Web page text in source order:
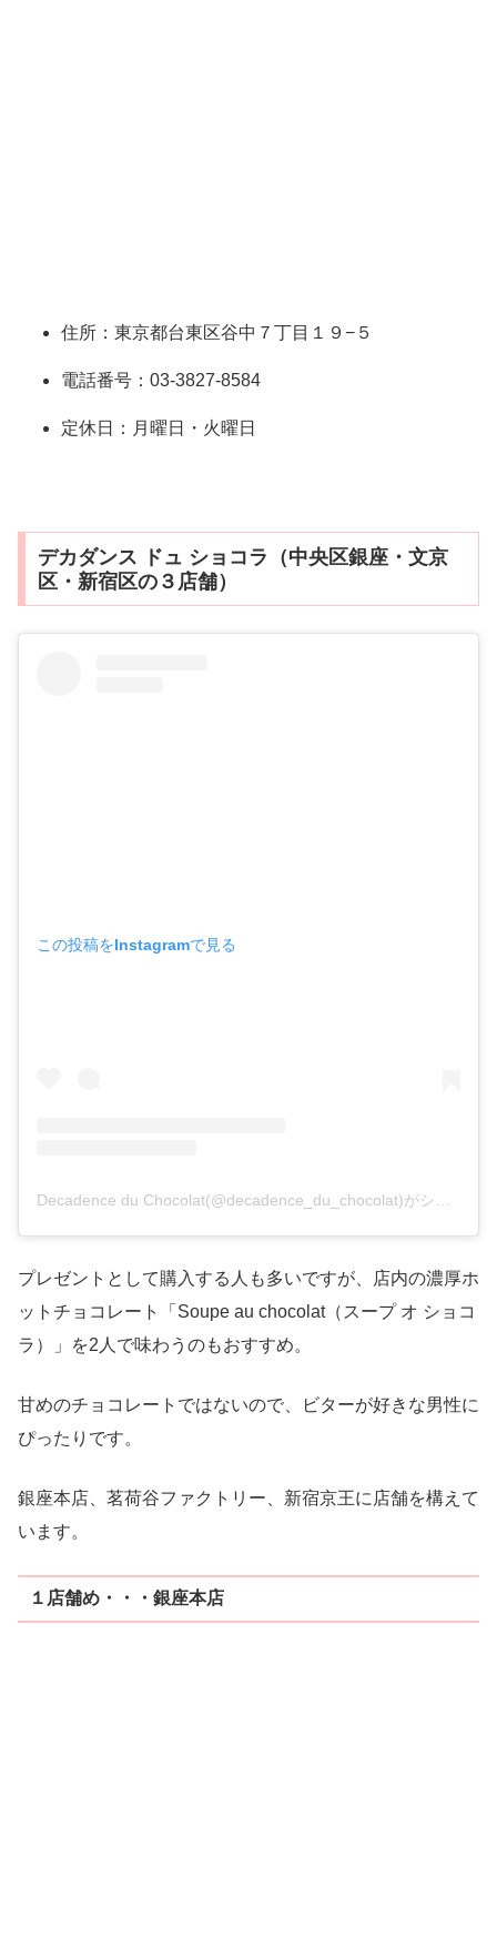
住所：東京都台東区谷中７丁目１９−５
電話番号：03-3827-8584
定休日：月曜日・火曜日
デカダンス ドュ ショコラ（中央区銀座・文京
区・新宿区の３店舗）
この投稿をInstagramで見る
プレゼントとして購入する人も多いですが、店内の濃厚ホ
ットチョコレート「Soupe au chocolat（スープ オ ショコ
ラ）」を2人で味わうのもおすすめ。
甘めのチョコレートではないので、ビターが好きな男性に
ぴったりです。
銀座本店、茗荷谷ファクトリー、新宿京王に店舗を構えて
います。
１店舗め・・・銀座本店